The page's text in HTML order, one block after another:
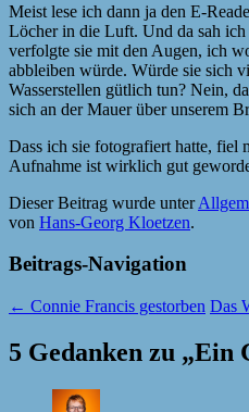
Meist lese ich dann ja den E-
Löcher in die Luft. Und da sah
verfolgte sie mit den Augen, ich
abbleiben würde. Würde sie sich
Wasserstellen gütlich tun? Nein,
sich an der Mauer über unserem
Dass ich sie fotografiert hatte, fiel
Aufnahme ist wirklich gut
Dieser Beitrag wurde unter
von Hans-Georg Kloetzen.
Beitrags-Navigation
← Connie Francis gestorben Das
5 Gedanken zu „Ein